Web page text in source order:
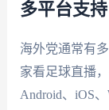
多平台支
海外党通常有
家看足球直播
Android、iOS